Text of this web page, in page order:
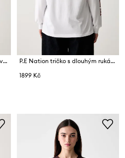
P.E Nation mikina dámská s bavlnou
P.E Nation tričko s dlouhým rukávem dámské bavlněné
1899 Kč